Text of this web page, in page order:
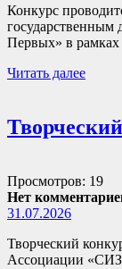
Конкурс
Первых» в
Читать далее
Просмотров: 19
Нет
31.07.2026
Творческий
Ассоциации